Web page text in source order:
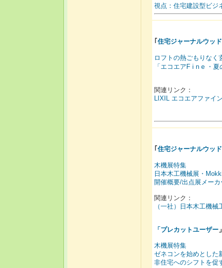
視点：住宅建設型ビジ
｢ 住宅ジャーナルウッ
ロフトの熱ごもりなく
「エコエアF i n e ・
関連リンク：
LIXIL エコエアファイ
｢ 住宅ジャーナルウッ
木機展特集
日本木工機械展・
開催概要/出点展メー
関連リンク：
（一社）日本木工機械
「 プレカットユーザー
木機展特集
ゼネコンを始めとした
非住宅へのシフトを促